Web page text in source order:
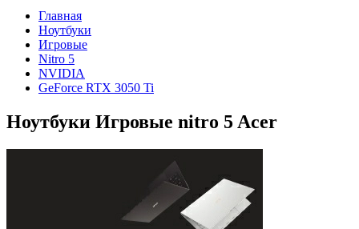
Главная
Ноутбуки
Игровые
Nitro 5
NVIDIA
GeForce RTX 3050 Ti
Ноутбуки Игровые nitro 5 Acer